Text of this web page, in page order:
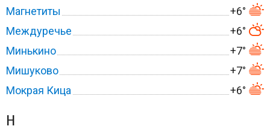
Магнетиты
+6°
Междуречье
+6°
Минькино
+7°
Мишуково
+7°
Мокрая Кица
+6°
Н